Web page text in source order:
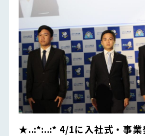
★..:*:..:* 4/1に入社式・事業